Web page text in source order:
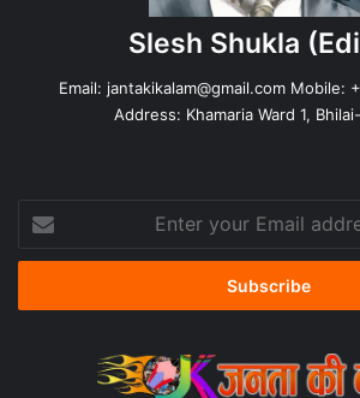
Slesh Shukla
Email: jantakikalam@gmail.com Mobile:
Address: Khamaria Ward 1,
your
Email